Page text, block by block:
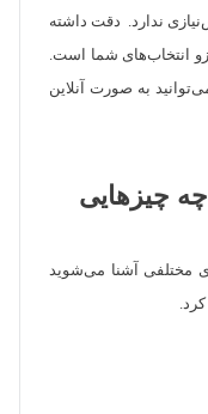
ندارد. دقت داشته
انتخاب‌های شما است.
به صورت آنلاین
چیزهایی
مختلفی آشنا می‌شوید